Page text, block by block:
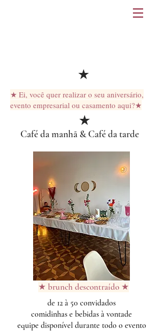
★
★ Ei, você quer realizar o seu aniversário,
evento empresarial ou casamento aqui?★
★
Café da manhã & Café da tarde
de 12 à 50 convidados
comidinhas e bebidas à vontade
equipe disponível durante todo o evento
★ brunch descontraído ★